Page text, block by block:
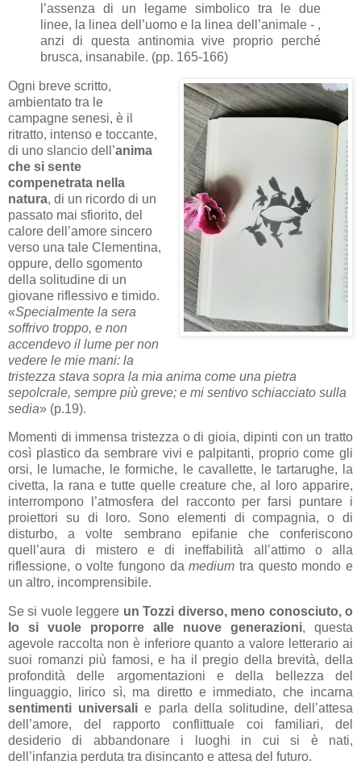
l’assenza di un legame simbolico tra le due
linee, la linea dell’uomo e la linea dell’animale - ,
anzi di questa antinomia vive proprio perché
brusca, insanabile. (pp. 165-166)
Ogni breve scritto,
ambientato tra le
campagne senesi, è il
ritratto, intenso e toccante,
di uno slancio dell’anima
che si sente
compenetrata nella
natura, di un ricordo di un
passato mai sfiorito, del
calore dell’amore sincero
verso una tale Clementina,
oppure, dello sgomento
della solitudine di un
giovane riflessivo e timido.
«Specialmente la sera
soffrivo troppo, e non
accendevo il lume per non
vedere le mie mani: la
tristezza stava sopra la mia anima come una pietra
sepolcrale, sempre più greve; e mi sentivo schiacciato sulla
sedia» (p.19).
Momenti di immensa tristezza o di gioia, dipinti con un tratto
così plastico da sembrare vivi e palpitanti, proprio come gli
orsi, le lumache, le formiche, le cavallette, le tartarughe, la
civetta, la rana e tutte quelle creature che, al loro apparire,
interrompono l’atmosfera del racconto per farsi puntare i
proiettori su di loro. Sono elementi di compagnia, o di
disturbo, a volte sembrano epifanie che conferiscono
quell’aura di mistero e di ineffabilità all’attimo o alla
riflessione, o volte fungono damediumtra questo mondo e
un altro, incomprensibile.
Se si vuole leggere un Tozzi diverso, meno conosciuto, o
lo si vuole proporre alle nuove generazioni, questa
agevole raccolta non è inferiore quanto a valore letterario ai
suoi romanzi più famosi, e ha il pregio della brevità, della
profondità delle argomentazioni e della bellezza del
linguaggio, lirico sì, ma diretto e immediato, che incarna
sentimenti universali e parla della solitudine, dell’attesa
dell’amore, del rapporto conflittuale coi familiari, del
desiderio di abbandonare i luoghi in cui si è nati,
dell’infanzia perduta tra disincanto e attesa del futuro.